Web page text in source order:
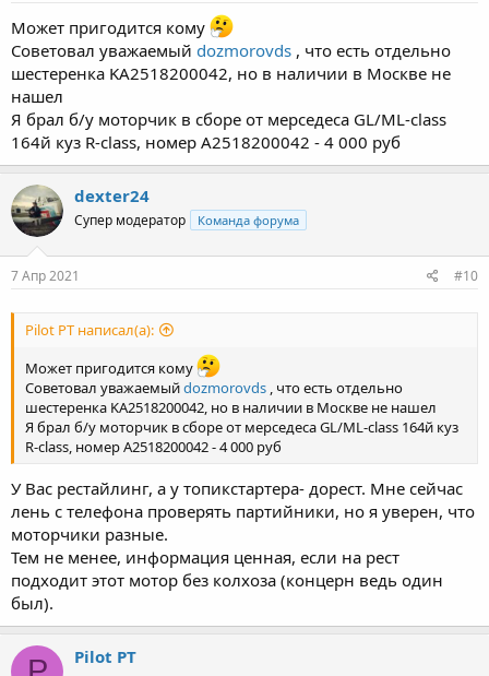
Может пригодится кому
Советовал уважаемый dozmorovds , что есть отдельно
шестеренка KA2518200042, но в наличии в Москве не
нашел
Я брал б/у моторчик в сборе от мерседеса GL/ML-class
164й куз R-class, номер A2518200042 - 4 000 руб
dexter24
Супер модератор Команда форума
7 Апр 2021 #10
Pilot PT написал(а):
Может пригодится кому
Советовал уважаемыйdozmorovds , что есть отдельно
шестеренка KA2518200042, но в наличии в Москве не нашел
Я брал б/у моторчик в сборе от мерседеса GL/ML-class 164й куз
R-class, номер A2518200042 - 4 000 руб
У Вас рестайлинг, а у топикстартера- дорест. Мне сейчас
лень с телефона проверять партийники, но я уверен, что
моторчики разные.
Тем не менее, информация ценная, если на рест
подходит этот мотор без колхоза (концерн ведь один
был).
Pilot PT